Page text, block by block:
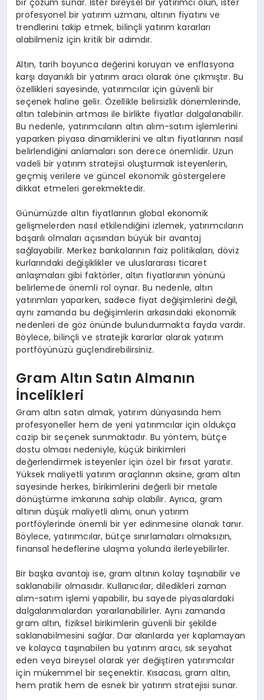
bir çözüm sunar. İster bireysel bir yatırımcı olun, ister
profesyonel bir yatırım uzmanı, altının fiyatını ve
trendlerini takip etmek, bilinçli yatırım kararları
alabilmeniz için kritik bir adımdır.
Altın, tarih boyunca değerini koruyan ve enflasyona
karşı dayanıklı bir yatırım aracı olarak öne çıkmıştır. Bu
özellikleri sayesinde, yatırımcılar için güvenli bir
seçenek haline gelir. Özellikle belirsizlik dönemlerinde,
altın talebinin artması ile birlikte fiyatlar dalgalanabilir.
Bu nedenle, yatırımcıların altın alım-satım işlemlerini
yaparken piyasa dinamiklerini ve altın fiyatlarının nasıl
belirlendiğini anlamaları son derece önemlidir. Uzun
vadeli bir yatırım stratejisi oluşturmak isteyenlerin,
geçmiş verilere ve güncel ekonomik göstergelere
dikkat etmeleri gerekmektedir.
Günümüzde altın fiyatlarının global ekonomik
gelişmelerden nasıl etkilendiğini izlemek, yatırımcıların
başarılı olmaları açısından büyük bir avantaj
sağlayabilir. Merkez bankalarının faiz politikaları, döviz
kurlarındaki değişiklikler ve uluslararası ticaret
anlaşmaları gibi faktörler, altın fiyatlarının yönünü
belirlemede önemli rol oynar. Bu nedenle, altın
yatırımları yaparken, sadece fiyat değişimlerini değil,
aynı zamanda bu değişimlerin arkasındaki ekonomik
nedenleri de göz önünde bulundurmakta fayda vardır.
Böylece, bilinçli ve stratejik kararlar alarak yatırım
portföyünüzü güçlendirebilirsiniz.
Gram Altın Satın Almanın
İncelikleri
Gram altın satın almak, yatırım dünyasında hem
profesyoneller hem de yeni yatırımcılar için oldukça
cazip bir seçenek sunmaktadır. Bu yöntem, bütçe
dostu olması nedeniyle, küçük birikimleri
değerlendirmek isteyenler için özel bir fırsat yaratır.
Yüksek maliyetli yatırım araçlarının aksine, gram altın
sayesinde herkes, birikimlerini değerli bir metale
dönüştürme imkanına sahip olabilir. Ayrıca, gram
altının düşük maliyetli alımı, onun yatırım
portföylerinde önemli bir yer edinmesine olanak tanır.
Böylece, yatırımcılar, bütçe sınırlamaları olmaksızın,
finansal hedeflerine ulaşma yolunda ilerleyebilirler.
Bir başka avantajı ise, gram altının kolay taşınabilir ve
saklanabilir olmasıdır. Kullanıcılar, diledikleri zaman
alım-satım işlemi yapabilir, bu sayede piyasalardaki
dalgalanmalardan yararlanabilirler. Aynı zamanda
gram altın, fiziksel birikimlerin güvenli bir şekilde
saklanabilmesini sağlar. Dar alanlarda yer kaplamayan
ve kolayca taşınabilen bu yatırım aracı, sık seyahat
eden veya bireysel olarak yer değiştiren yatırımcılar
için mükemmel bir seçenektir. Kısacası, gram altın,
hem pratik hem de esnek bir yatırım stratejisi sunar.